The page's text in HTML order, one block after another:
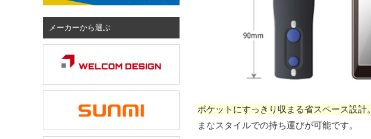
メーカーから選ぶ
ポケットにすっきり収まる省スペース設計。
まなスタイルでの持ち運びが可能です。